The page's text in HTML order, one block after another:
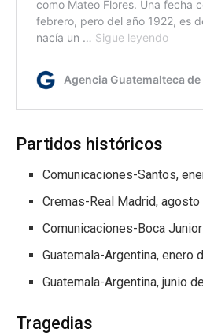
Partidos históricos
Comunicaciones-Santos,
Cremas-Real Madrid, agosto
Comunicaciones-Boca
Guatemala-Argentina, enero
Guatemala-Argentina, junio
Tragedias